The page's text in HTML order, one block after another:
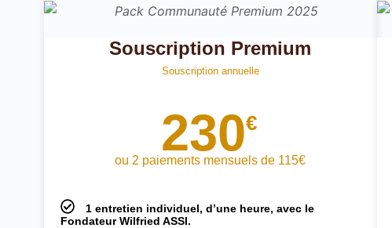
Souscription Premium
Souscription annuelle
230€
ou 2 paiements mensuels de 115€
1 entretien individuel, d’une heure, avec le
Fondateur Wilfried ASSI.